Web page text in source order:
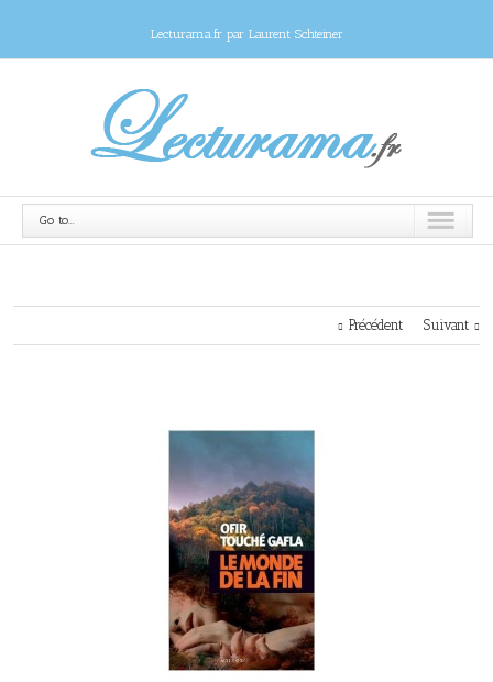
Lecturama.fr par Laurent Schteiner
Go to...
Précédent Suivant